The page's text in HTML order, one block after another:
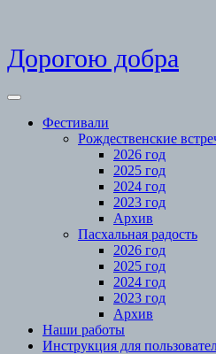
Skip
to
Дорогою добра
Open
Фестивали
Рождественские
2026 год
2025 год
2024 год
2023 год
Архив
Пасхальная радость
2026 год
2025 год
2024 год
2023 год
Архив
Наши работы
Инструкция для